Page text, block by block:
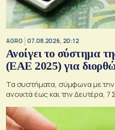
AGRO 07.08.2026, 20:12
Ανοίγει το σύστημα
(ΕΑΕ 2025) για
Τα συστήματα, σύμφωνα με
ανοικτά έως και την Δευτέρα,